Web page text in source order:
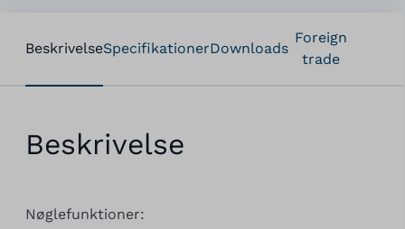
BeskrivelseSpecifikationerDownloads
Foreign
trade
Beskrivelse
Nøglefunktioner: